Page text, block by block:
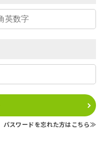
パスワードを忘れた方はこちら≫